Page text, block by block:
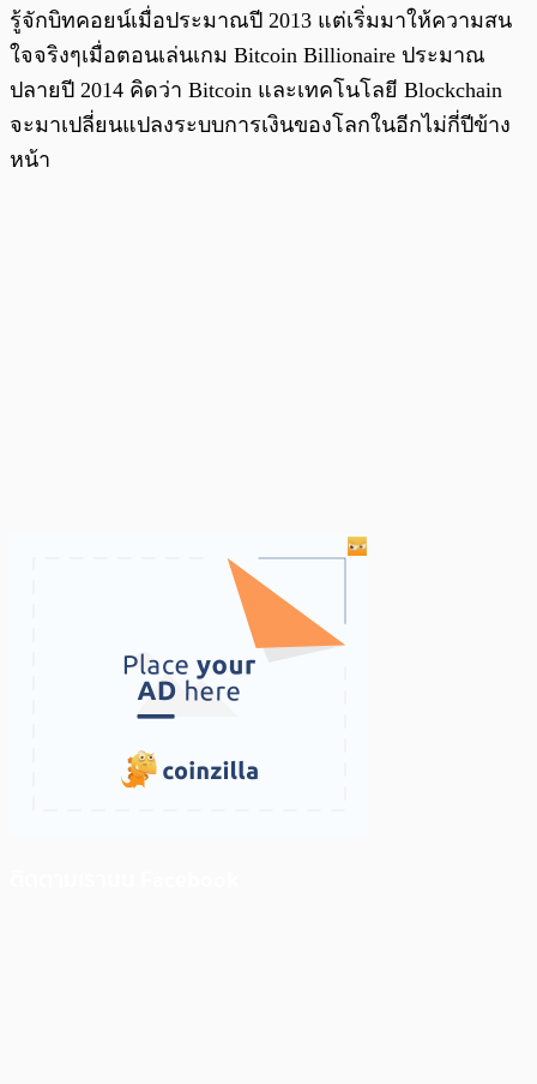
รู้จักบิทคอยน์เมื่อประมาณปี 2013 แต่เริ่มมาให้ความสน
ใจจริงๆเมื่อตอนเล่นเกม Bitcoin Billionaire ประมาณ
ปลายปี 2014 คิดว่า Bitcoin และเทคโนโลยี Blockchain
จะมาเปลี่ยนแปลงระบบการเงินของโลกในอีกไม่กี่ปีข้าง
หน้า